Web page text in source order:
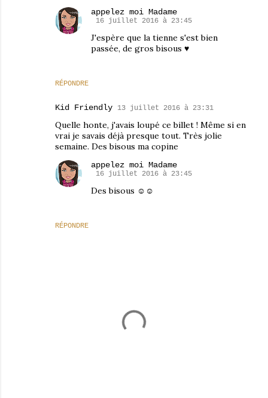
RÉPONDRE
appelez moi Madame
16 juillet 2016 à 23:45
J'espère que la tienne s'est bien
passée, de gros bisous ♥
Kid Friendly 13 juillet 2016 à 23:31
Quelle honte, j'avais loupé ce billet ! Même si en
vrai je savais déjà presque tout. Très jolie
semaine. Des bisous ma copine
RÉPONDRE
appelez moi Madame
16 juillet 2016 à 23:45
Des bisous ☺☺